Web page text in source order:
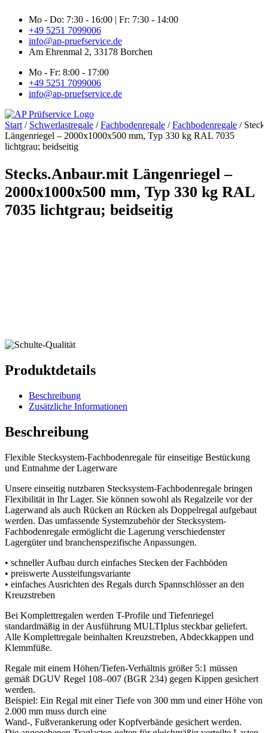
Inhalt
springen
Mo - Do: 7:30 - 16:00 | Fr: 7:30 - 14:00
+49 5251 7099006
info@ap-pruefservice.de
Am Ehrenmal 2, 33178 Borchen
Mo - Fr: 8:00 - 17:00
+49 5251 7099006
info@ap-pruefservice.de
Start / Schwerlastregale /Fachbodenregale /Fachbodenregale /
Längenriegel – 2000x1000x500 mm, Typ 330 kg RAL 7035
lichtgrau; beidseitig
Stecks.Anbaur.mit Längenriegel –
2000x1000x500 mm, Typ 330 kg RAL
7035 lichtgrau; beidseitig
Produktdetails
Beschreibung
Zusätzliche Informationen
Beschreibung
Flexible Stecksystem-Fachbodenregale für einseitige Bestückung
und Entnahme der Lagerware
Unsere einseitig nutzbaren Stecksystem-Fachbodenregale bringen
Flexibilität in Ihr Lager. Sie können sowohl als Regalzeile vor der
Lagerwand als auch Rücken an Rücken als Doppelregal aufgebaut
werden. Das umfassende Systemzubehör der Stecksystem-
Fachbodenregale ermöglicht die Lagerung verschiedenster
Lagergüter und branchenspezifische Anpassungen.
• schneller Aufbau durch einfaches Stecken der Fachböden
• preiswerte Aussteifungsvariante
• einfaches Ausrichten des Regals durch Spannschlösser an den
Kreuzstreben
Bei Komplettregalen werden T-Profile und Tiefenriegel
standardmäßig in der Ausführung MULTIplus steckbar geliefert.
Alle Komplettregale beinhalten Kreuzstreben, Abdeckkappen und
Klemmfüße.
Regale mit einem Höhen/Tiefen-Verhältnis größer 5:1 müssen
gemäß DGUV Regel 108–007 (BGR 234) gegen Kippen gesichert
werden.
Beispiel: Ein Regal mit einer Tiefe von 300 mm und einer Höhe von
2.000 mm muss durch eine
Wand-, Fußverankerung oder Kopfverbände gesichert werden.